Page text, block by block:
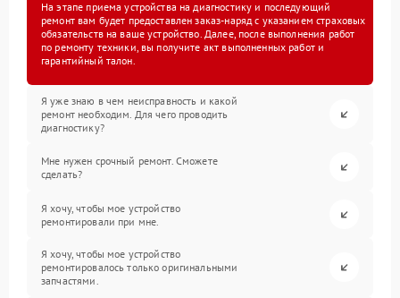
На этапе приема устройства на диагностику и последующий
ремонт вам будет предоставлен заказ-наряд с указанием страховых
обязательств на ваше устройство. Далее, после выполнения работ
по ремонту техники, вы получите акт выполненных работ и
гарантийный талон.
Я уже знаю в чем неисправность и какой
ремонт необходим. Для чего проводить
диагностику?
Мне нужен срочный ремонт. Сможете
сделать?
Я хочу, чтобы мое устройство
ремонтировали при мне.
Я хочу, чтобы мое устройство
ремонтировалось только оригинальными
запчастями.